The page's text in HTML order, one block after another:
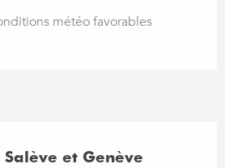
météo favorables
et Genève